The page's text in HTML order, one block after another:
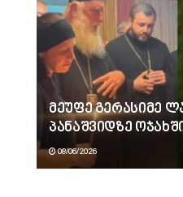
მეუფე გერასიმე
პანაშვიდზე
08/06/2026